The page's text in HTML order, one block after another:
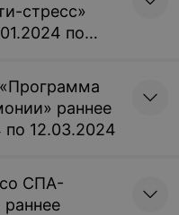
стресс»
по
раннее
по 12.03.2024
со СПА-